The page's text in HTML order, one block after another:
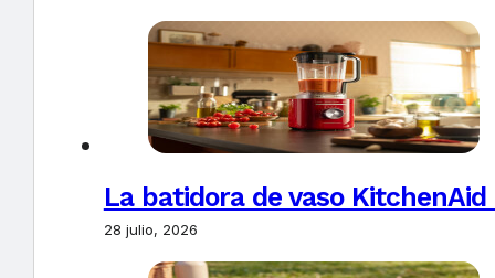
La batidora de vaso
28 julio, 2026